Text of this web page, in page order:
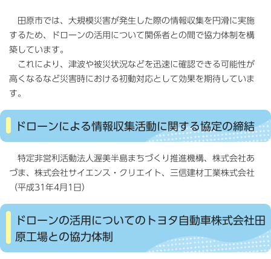
田原市では、大規模災害が発生した際の情報収集を円滑に実施
するため、ドローンの活用について関係者との間で協力体制を構
築しています。
これにより、津波や被災状況などを迅速に確認できる可能性が
高くなるなど災害時における初動対応として効果を期待していま
す。
ドローンによる情報収集活動に関する協定の締結
特定非営利活動法人渥美半島まちづくり推進機構、株式会社あ
づま、株式会社サイエンス・クリエイト、三信建材工業株式会社
（平成31年4月1日）
ドローンの活用についてのトヨタ自動車株式会社田
原工場との協力体制